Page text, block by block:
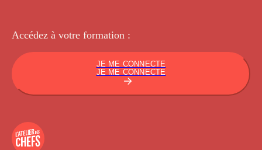
Accédez à votre formation :
JE ME CONNECTE
JE ME CONNECTE